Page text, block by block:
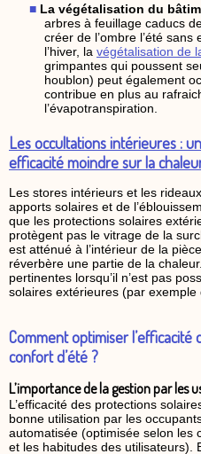
La végétalisation du
arbres à feuillage caducs
créer de l’ombre l’été
l’hiver, la végétalisation de
grimpantes qui poussent
houblon) peut également
contribue en plus au
l’évapotranspiration.
Les occultations intérieures :
efficacité moindre sur la
Les stores intérieurs et les
apports solaires et de
que les protections solaires
protègent pas le vitrage de la
est atténué à l’intérieur de la
réverbère une partie de la
pertinentes lorsqu’il n’est pas
solaires extérieures (par exemple
Comment optimiser
confort d’été ?
L’importance de la gestion par les
L’efficacité des protections
bonne utilisation par les
automatisée (optimisée selon les
et les habitudes des utilisateurs).